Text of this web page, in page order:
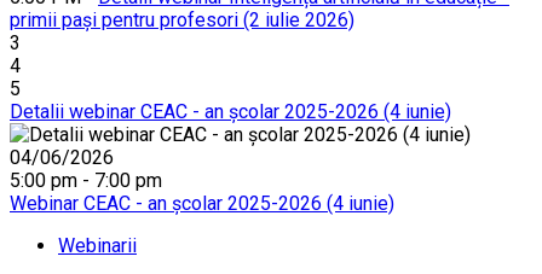
primii pași pentru profesori (2 iulie 2026)
3
4
5
Detalii webinar CEAC - an școlar 2025-2026 (4 iunie)
04/06/2026
5:00 pm - 7:00 pm
Webinar CEAC - an școlar 2025-2026 (4 iunie)
Webinarii